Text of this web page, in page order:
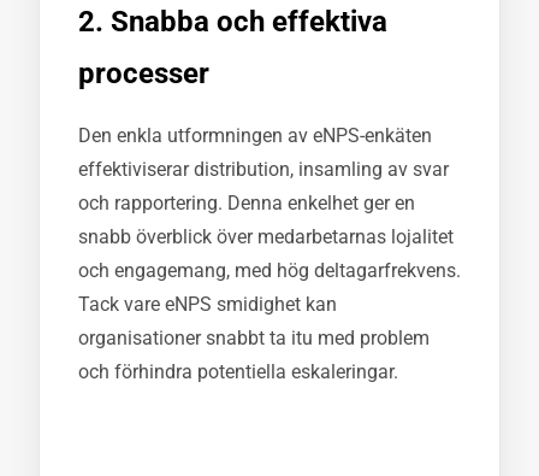
2. Snabba och effektiva
processer
Den enkla utformningen av eNPS-enkäten
effektiviserar distribution, insamling av svar
och rapportering. Denna enkelhet ger en
snabb överblick över medarbetarnas lojalitet
och engagemang, med hög deltagarfrekvens.
Tack vare eNPS smidighet kan
organisationer snabbt ta itu med problem
och förhindra potentiella eskaleringar.